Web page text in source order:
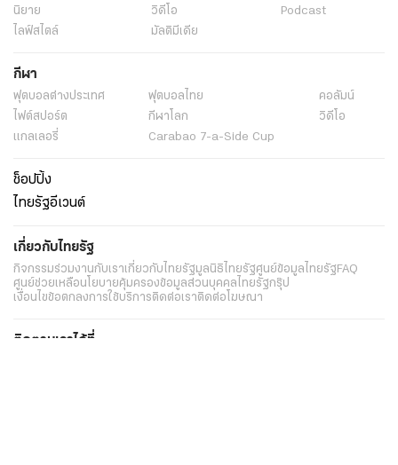
นิยาย
วิดีโอ
Podcast
ไลฟ์สไตล์
มัลติมีเดีย
กีฬา
ฟุตบอลต่่างประเทศ ฟุตบอลไทย
คอลัมน์
ไฟต์สปอร์ต
กีฬาโลก
วิดีโอ
แกลเลอรี่
Carabao 7-a-Side Cup
ช็อปปิ้ง
ไทยรัฐอีเวนต์
เกี่ยวกับไทยรัฐ
กิจกรรมร่วมงานกับเราเกี่ยวกับไทยรัฐมูลนิธิไทยรัฐศูนย์ข้อมูลไทยรัฐ FAQ
ศูนย์ช่วยเหลือนโยบายคุ้มครองข้อมูลส่วนบุคคลไทยรัฐกรุ๊ป
เงื่อนไขข้อตกลงการใช้บริการติดต่อเราติดต่อโฆษณา
ติดตามเราได้ที่